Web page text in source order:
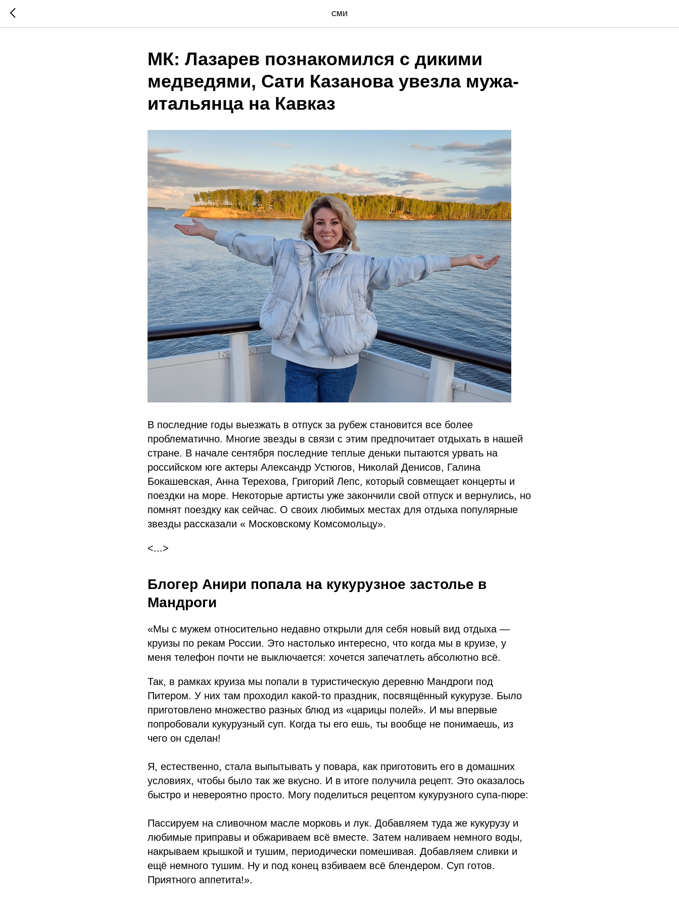
СМИ
МК: Лазарев познакомился с дикими
медведями, Сати Казанова увезла мужа-
итальянца на Кавказ
В последние годы выезжать в отпуск за рубеж становится все более
проблематично. Многие звезды в связи с этим предпочитает отдыхать в нашей
стране. В начале сентября последние теплые деньки пытаются урвать на
российском юге актеры Александр Устюгов, Николай Денисов, Галина
Бокашевская, Анна Терехова, Григорий Лепс, который совмещает концерты и
поездки на море. Некоторые артисты уже закончили свой отпуск и вернулись, но
помнят поездку как сейчас. О своих любимых местах для отдыха популярные
звезды рассказали « Московскому Комсомольцу».
<...>
Блогер Анири попала на кукурузное застолье в
Мандроги
«Мы с мужем относительно недавно открыли для себя новый вид отдыха —
круизы по рекам России. Это настолько интересно, что когда мы в круизе, у
меня телефон почти не выключается: хочется запечатлеть абсолютно всё.
Так, в рамках круиза мы попали в туристическую деревню Мандроги под
Питером. У них там проходил какой-то праздник, посвящённый кукурузе. Было
приготовлено множество разных блюд из «царицы полей». И мы впервые
попробовали кукурузный суп. Когда ты его ешь, ты вообще не понимаешь, из
чего он сделан!
Я, естественно, стала выпытывать у повара, как приготовить его в домашних
условиях, чтобы было так же вкусно. И в итоге получила рецепт. Это оказалось
быстро и невероятно просто. Могу поделиться рецептом кукурузного супа-пюре:
Пассируем на сливочном масле морковь и лук. Добавляем туда же кукурузу и
любимые приправы и обжариваем всё вместе. Затем наливаем немного воды,
накрываем крышкой и тушим, периодически помешивая. Добавляем сливки и
ещё немного тушим. Ну и под конец взбиваем всё блендером. Суп готов.
Приятного аппетита!».